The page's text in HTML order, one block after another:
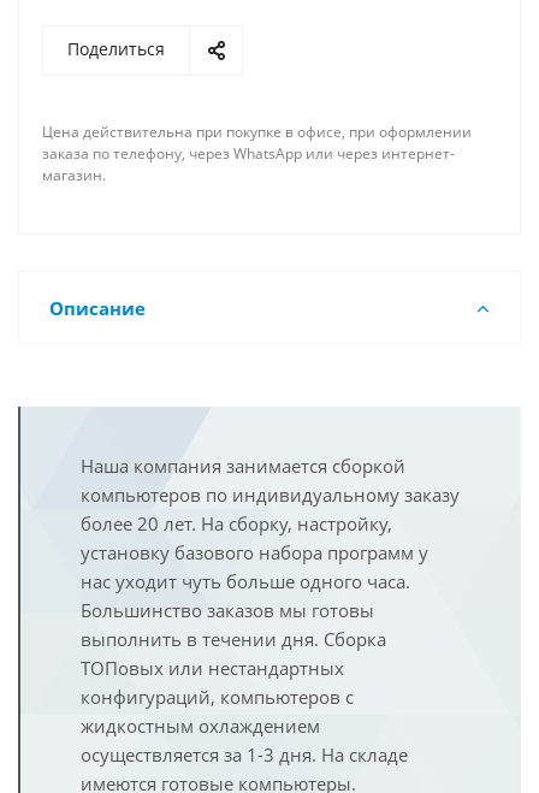
Поделиться
Цена действительна при покупке в офисе, при оформлении
заказа по телефону, через WhatsApp или через интернет-
магазин.
Описание
Наша компания занимается сборкой
компьютеров по индивидуальному заказу
более 20 лет. На сборку, настройку,
установку базового набора программ у
нас уходит чуть больше одного часа.
Большинство заказов мы готовы
выполнить в течении дня. Сборка
ТОПовых или нестандартных
конфигураций, компьютеров с
жидкостным охлаждением
осуществляется за 1-3 дня. На складе
имеются готовые компьютеры.